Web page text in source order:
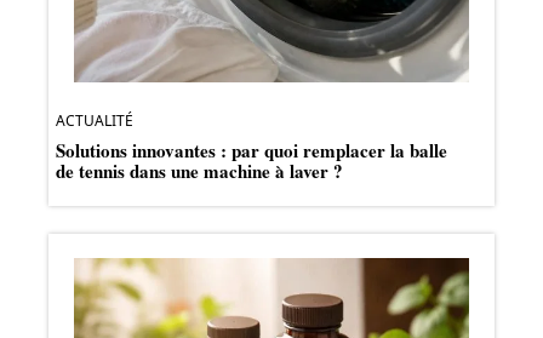
ACTUALITÉ
Solutions innovantes : par quoi remplacer la balle
de tennis dans une machine à laver ?